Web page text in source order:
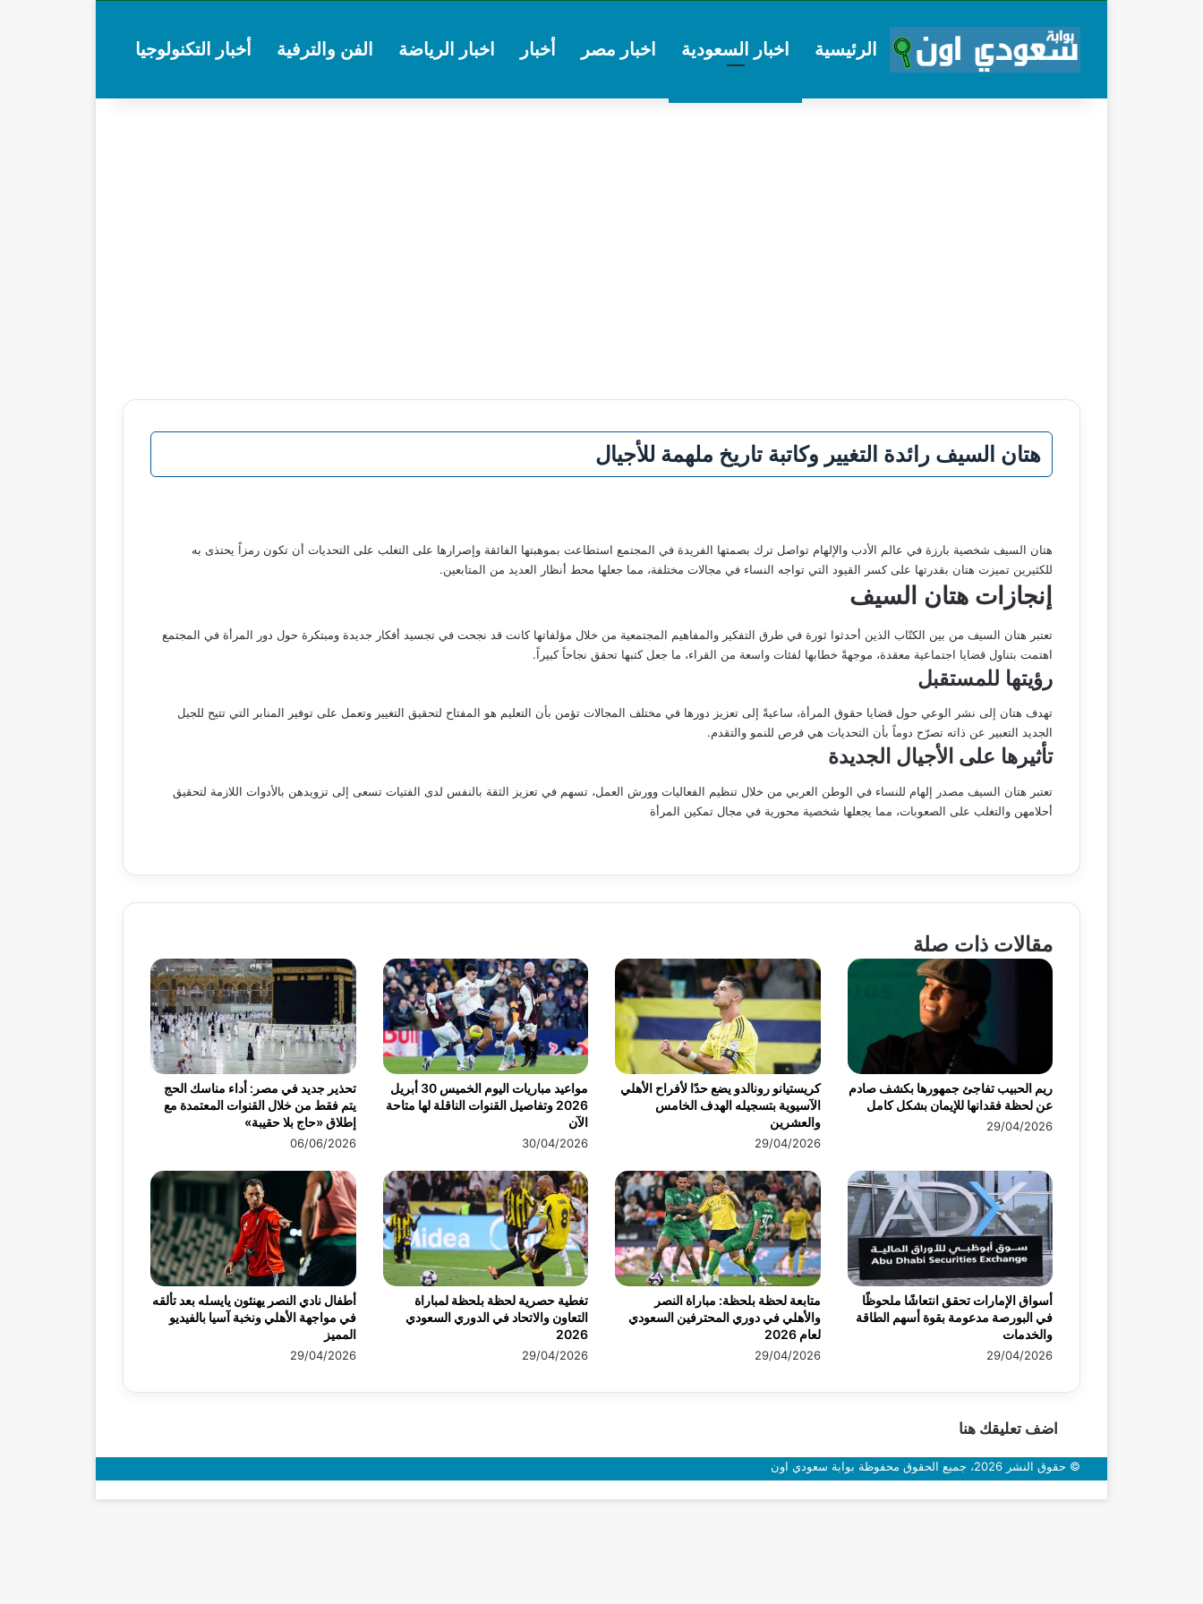
الرئيسية اخبار السعودية اخبار مصر أخبار اخبار الرياضة الفن والترفية أخبار التكنولوجيا
هتان السيف رائدة التغيير وكاتبة تاريخ ملهمة للأجيال
هتان السيف شخصية بارزة في عالم الأدب والإلهام تواصل ترك بصمتها الفريدة في المجتمع استطاعت بموهبتها الفائقة وإصرارها على التغلب على التحديات أن تكون رمزاً يحتذى به
للكثيرين تميزت هتان بقدرتها على كسر القيود التي تواجه النساء في مجالات مختلفة، مما جعلها محط أنظار العديد من المتابعين.
إنجازات هتان السيف
تعتبر هتان السيف من بين الكتّاب الذين أحدثوا ثورة في طرق التفكير والمفاهيم المجتمعية من خلال مؤلفاتها كانت قد نجحت في تجسيد أفكار جديدة ومبتكرة حول دور المرأة في المجتمع
اهتمت بتناول قضايا اجتماعية معقدة، موجهةً خطابها لفئات واسعة من القراء، ما جعل كتبها تحقق نجاحاً كبيراً.
رؤيتها للمستقبل
تهدف هتان إلى نشر الوعي حول قضايا حقوق المرأة، ساعيةً إلى تعزيز دورها في مختلف المجالات تؤمن بأن التعليم هو المفتاح لتحقيق التغيير وتعمل على توفير المنابر التي تتيح للجيل
الجديد التعبير عن ذاته تصرّح دوماً بأن التحديات هي فرص للنمو والتقدم.
تأثيرها على الأجيال الجديدة
تعتبر هتان السيف مصدر إلهام للنساء في الوطن العربي من خلال تنظيم الفعاليات وورش العمل، تسهم في تعزيز الثقة بالنفس لدى الفتيات تسعى إلى تزويدهن بالأدوات اللازمة لتحقيق
أحلامهن والتغلب على الصعوبات، مما يجعلها شخصية محورية في مجال تمكين المرأة
مقالات ذات صلة
تحذير جديد في مصر: أداء مناسك الحج
يتم فقط من خلال القنوات المعتمدة مع
إطلاق «حاج بلا حقيبة»
06/06/2026
مواعيد مباريات اليوم الخميس 30 أبريل
2026 وتفاصيل القنوات الناقلة لها متاحة
الآن
30/04/2026
كريستيانو رونالدو يضع حدًا لأفراح الأهلي
الآسيوية بتسجيله الهدف الخامس
والعشرين
29/04/2026
ريم الحبيب تفاجئ جمهورها بكشف صادم
عن لحظة فقدانها للإيمان بشكل كامل
29/04/2026
أطفال نادي النصر يهنئون يايسله بعد تألقه
في مواجهة الأهلي ونخبة آسيا بالفيديو
المميز
29/04/2026
تغطية حصرية لحظة بلحظة لمباراة
التعاون والاتحاد في الدوري السعودي
2026
29/04/2026
متابعة لحظة بلحظة: مباراة النصر
والأهلي في دوري المحترفين السعودي
لعام 2026
29/04/2026
أسواق الإمارات تحقق انتعاشًا ملحوظًا
في البورصة مدعومة بقوة أسهم الطاقة
والخدمات
29/04/2026
اضف تعليقك هنا
© حقوق النشر 2026، جميع الحقوق محفوظة بوابة سعودي اون